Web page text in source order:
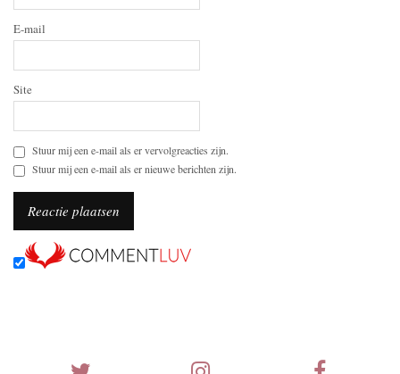
E-mail
Site
Stuur mij een e-mail als er vervolgreacties zijn.
Stuur mij een e-mail als er nieuwe berichten zijn.